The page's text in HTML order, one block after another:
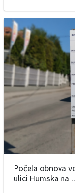
Počela obnova
ulici Humska na